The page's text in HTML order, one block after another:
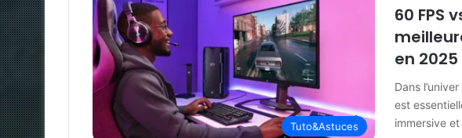
Tuto&Astuces
60 FPS
en 2025
Dans
est
immersive